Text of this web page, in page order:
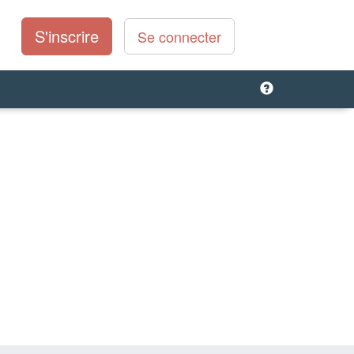
S'inscrire Se connecter